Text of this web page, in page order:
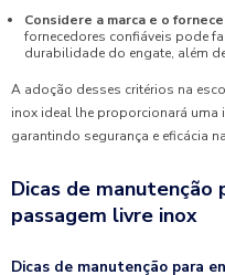
Considere a marca e o
fornecedores confiáveis pode
durabilidade do engate, além
A adoção desses critérios na
inox ideal lhe proporcionará
garantindo segurança e eficácia
Dicas de manutenção
passagem livre inox
Dicas de manutenção para